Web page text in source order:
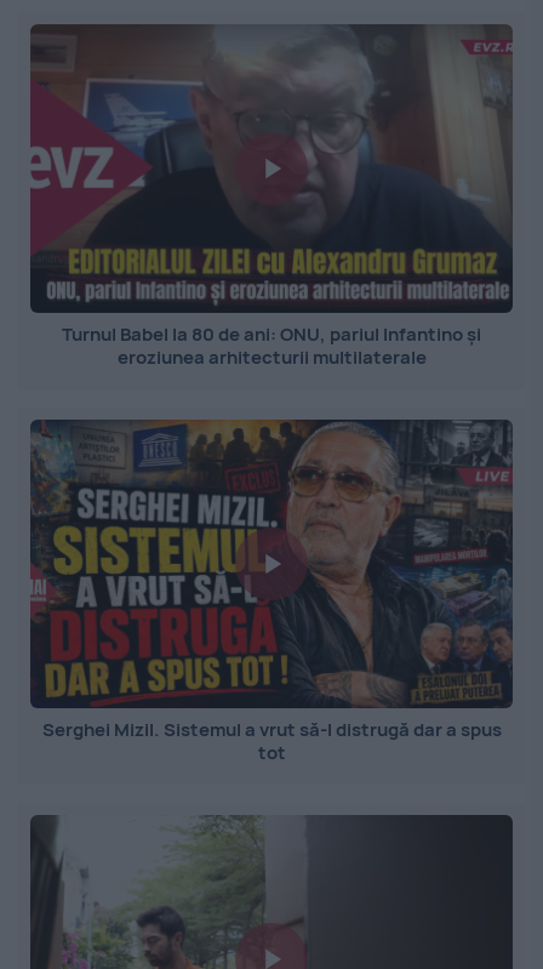
Turnul Babel la 80 de ani: ONU, pariul Infantino și
eroziunea arhitecturii multilaterale
Serghei Mizil. Sistemul a vrut să-l distrugă dar a spus
tot